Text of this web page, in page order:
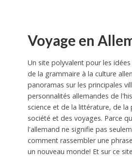
Voyage en
Un site polyvalent pour les
de la grammaire à la culture
panoramas sur les principales
personnalités allemandes de
science et de la littérature, de la
société et des voyages. Parce
l'allemand ne signifie pas
comment rassembler une
un nouveau monde! Et sur ce